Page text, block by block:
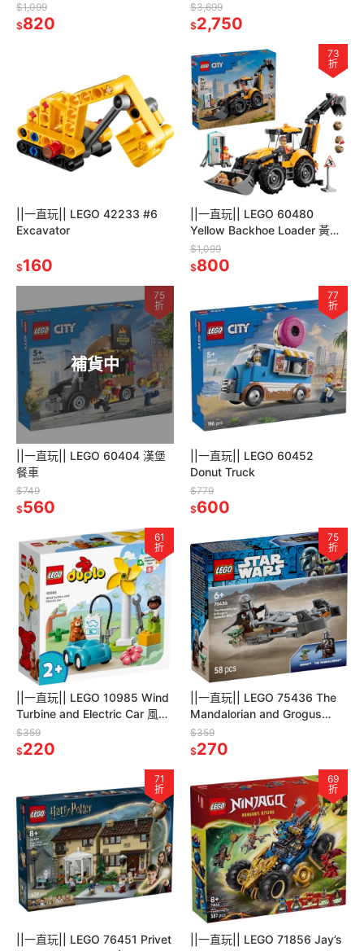
$1,099
$820
$3,699
$2,750
||一直玩|| LEGO 42233 #6
Excavator
$160
73
折
||一直玩|| LEGO 60480
Yellow Backhoe Loader 黃色
反鏟裝載機
$1,099
$800
補貨中
75
折
||一直玩|| LEGO 60404 漢堡
餐車
$749
$560
77
折
||一直玩|| LEGO 60452
Donut Truck
$779
$600
61
折
||一直玩|| LEGO 10985 Wind
Turbine and Electric Car 風力
發電機和電動車
$359
$220
75
折
||一直玩|| LEGO 75436 The
Mandalorian and Grogus
Speeder Bike
$359
$270
71
折
||一直玩|| LEGO 76451 Privet
69
折
||一直玩|| LEGO 71856 Jay’s